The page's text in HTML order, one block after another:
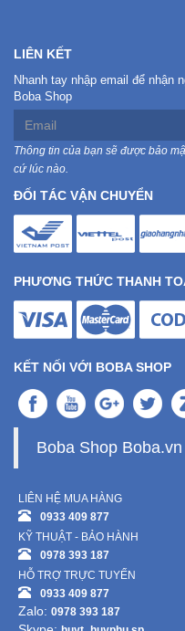
LIÊN KẾT
Nhanh tay nhập email để nhận
Boba Shop
Thông tin của bạn sẽ được bảo
cứ lúc nào.
ĐỐI TÁC VẬN CHUYỂN
PHƯƠNG THỨC THANH
KẾT NỐI VỚI BOBA SHOP
Boba Shop Boba.vn
LIÊN HỆ MUA HÀNG
0933 409 877
KỸ THUẬT - BẢO HÀNH
0978 393 187
HỖ TRỢ TRỰC TUYẾN
0933 409 877
Zalo: 0978 393 187